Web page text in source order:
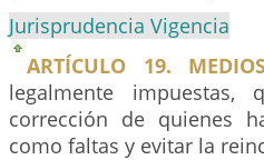
Jurisprudencia Vigencia
ARTÍCULO 19.
legalmente
corrección de quienes
como faltas y evitar la